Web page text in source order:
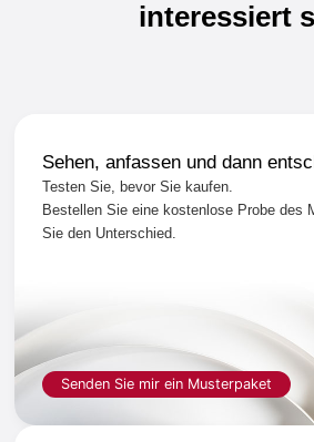
interessiert
Sehen, anfassen und dann
Testen Sie, bevor Sie kaufen.
Bestellen Sie eine kostenlose Probe des
Sie den Unterschied.
Senden Sie mir ein Musterpaket